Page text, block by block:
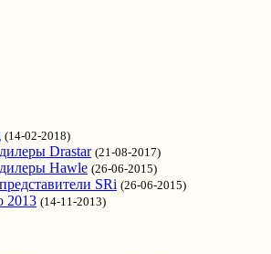
(14-02-2018)
Drastar (21-08-2017)
Hawle (26-06-2015)
SRi (26-06-2015)
2013 (14-11-2013)